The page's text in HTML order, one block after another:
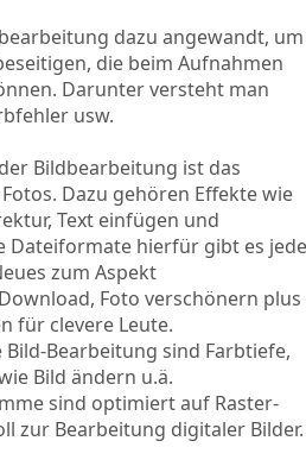
dazu angewandt, um
die beim Aufnahmen
Darunter versteht man
usw.
Bildbearbeitung ist das
Dazu gehören Effekte wie
Text einfügen und
Dateiformate hierfür gibt es jede
zum Aspekt
Foto verschönern plus
für clevere Leute.
Bearbeitung sind Farbtiefe,
Bild ändern u.ä.
sind optimiert auf Raster-
zur Bearbeitung digitaler Bilder.